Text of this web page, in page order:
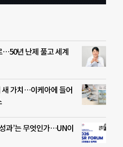
…50년 난제 풀고 세계
새 가치…이케아에 들어
과’는 무엇인가…UN이